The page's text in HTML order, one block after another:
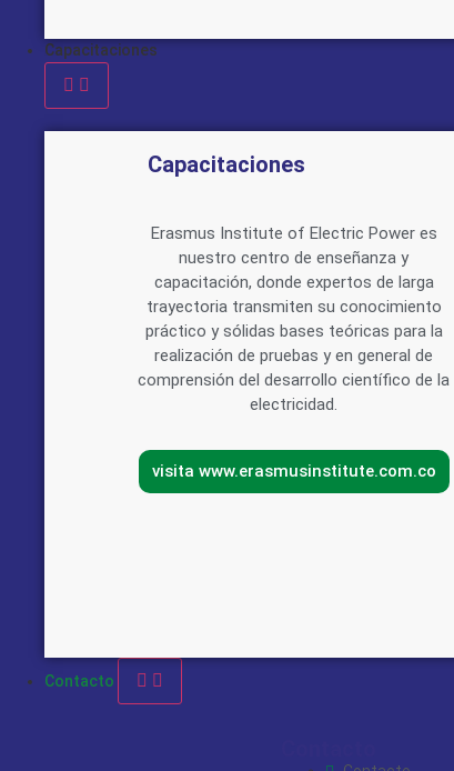
Capacitaciones
Capacitaciones
Erasmus Institute of Electric Power es
nuestro centro de enseñanza y
capacitación, donde expertos de larga
trayectoria transmiten su conocimiento
práctico y sólidas bases teóricas para la
realización de pruebas y en general de
comprensión del desarrollo científico de la
electricidad.
visita www.erasmusinstitute.com.co
Contacto